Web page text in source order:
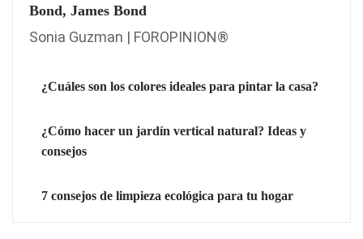
Bond, James Bond
Sonia Guzman | FOROPINION®
¿Cuáles son los colores ideales para pintar la casa?
¿Cómo hacer un jardín vertical natural? Ideas y
consejos
7 consejos de limpieza ecológica para tu hogar